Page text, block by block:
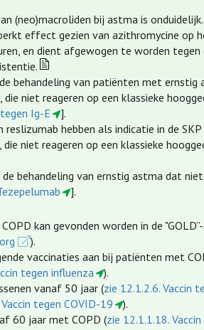
(neo)macroliden bij astma is
effect gezien van azithromycine op
en dient afgewogen te worden
behandeling van patiënten met
niet reageren op een klassieke
Ig-E
].
hebben als indicatie in de
niet reageren op een klassieke
behandeling van ernstig astma dat
].
kan gevonden worden in de
).
vaccinaties aan bij patiënten met
tegen influenza
).
vanaf 50 jaar (zie 12.1.2.6. Vaccin
tegen COVID-19
).
60 jaar met COPD (zie 12.1.1.18.